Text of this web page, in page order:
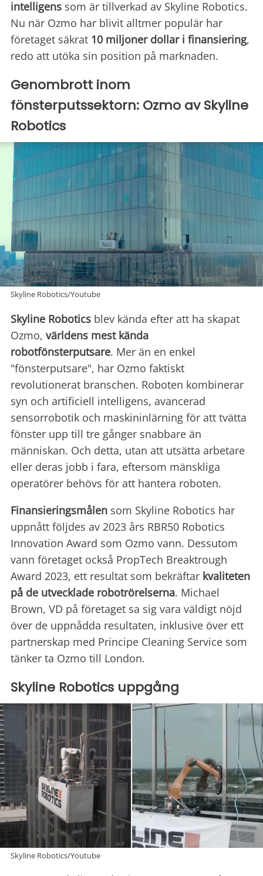
intelligens som är tillverkad av Skyline Robotics.
Nu när Ozmo har blivit alltmer populär har
företaget säkrat 10 miljoner dollar i finansiering,
redo att utöka sin position på marknaden.
Genombrott inom
fönsterputssektorn: Ozmo av Skyline
Robotics
Skyline Robotics/Youtube
Skyline Robotics blev kända efter att ha skapat
Ozmo, världens mest kända
robotfönsterputsare. Mer än en enkel
"fönsterputsare", har Ozmo faktiskt
revolutionerat branschen. Roboten kombinerar
syn och artificiell intelligens, avancerad
sensorrobotik och maskininlärning för att tvätta
fönster upp till tre gånger snabbare än
människan. Och detta, utan att utsätta arbetare
eller deras jobb i fara, eftersom mänskliga
operatörer behövs för att hantera roboten.
Finansieringsmålen som Skyline Robotics har
uppnått följdes av 2023 års RBR50 Robotics
Innovation Award som Ozmo vann. Dessutom
vann företaget också PropTech Breaktrough
Award 2023, ett resultat som bekräftar kvaliteten
på de utvecklade robotrörelserna. Michael
Brown, VD på företaget sa sig vara väldigt nöjd
över de uppnådda resultaten, inklusive över ett
partnerskap med Principe Cleaning Service som
tänker ta Ozmo till London.
Skyline Robotics uppgång
Skyline Robotics/Youtube